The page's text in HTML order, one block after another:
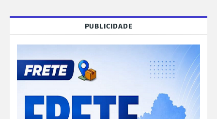
PUBLICIDADE